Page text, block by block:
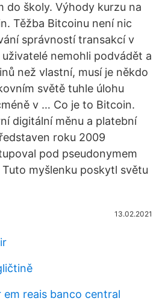
do školy. Výhody kurzu na
Těžba Bitcoinu není nic
správností transakcí v
nemohli podvádět a
než vlastní, musí je někdo
světě tuhle úlohu
v … Co je to Bitcoin.
digitální měnu a platební
roku 2009
pod pseudonymem
myšlenku poskytl světu
13.02.2021
em reais banco central